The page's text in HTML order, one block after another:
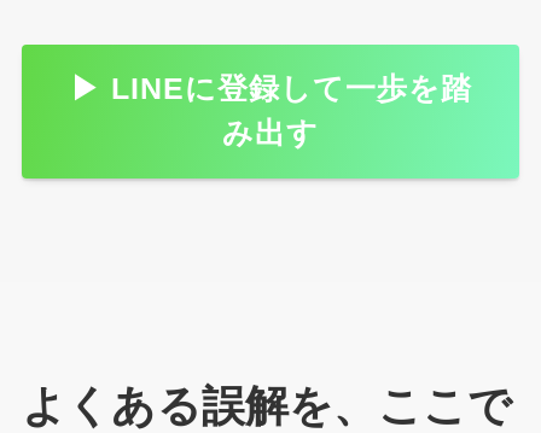
▶ LINEに登録して一歩を踏
み出す
よくある誤解を、ここで